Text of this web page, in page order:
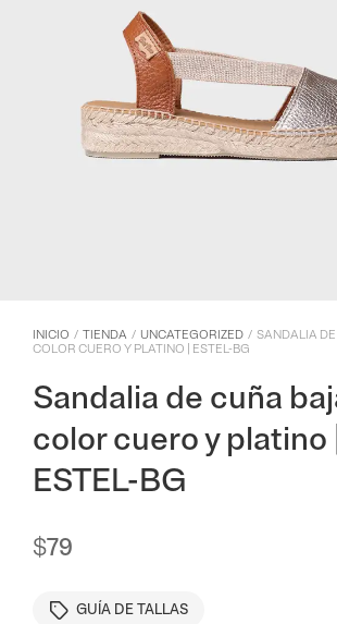
INICIO / TIENDA / UNCATEGORIZED / SANDALIA
COLOR CUERO Y PLATINO | ESTEL-BG
Sandalia de cuña
color cuero y platino |
ESTEL-BG
$79
GUÍA DE TALLAS